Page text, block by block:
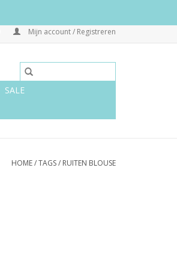
Mijn account / Registreren
SALE
HOME/TAGS/ RUITEN BLOUSE